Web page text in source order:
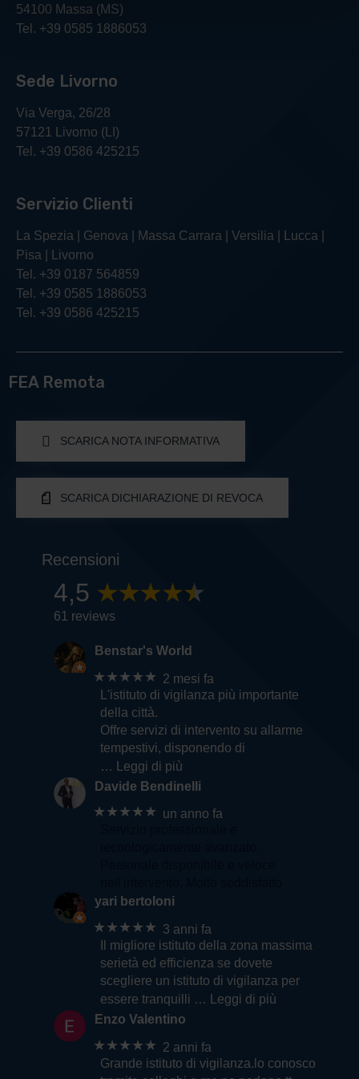
54100 Massa (MS)
Tel. +39 0585 1886053
Sede Livorno
Via Verga, 26/28
57121 Livorno (LI)
Tel. +39 0586 425215
Servizio Clienti
La Spezia | Genova | Massa Carrara | Versilia | Lucca |
Pisa | Livorno
Tel. +39 0187 564859
Tel. +39 0585 1886053
Tel. +39 0586 425215
FEA Remota
SCARICA NOTA INFORMATIVA
SCARICA DICHIARAZIONE DI REVOCA
Recensioni
4,5
61 reviews
Benstar's World
★★★★★ 2 mesi fa
L'istituto di vigilanza più importante
della città.
Offre servizi di intervento su allarme
tempestivi, disponendo di
… Leggi di più
Davide Bendinelli
★★★★★ un anno fa
yari bertoloni
★★★★★ 3 anni fa
Il migliore istituto della zona massima
serietà ed efficienza se dovete
scegliere un istituto di vigilanza per
essere tranquilli … Leggi di più
Enzo Valentino
★★★★★ 2 anni fa
Grande istituto di vigilanza.lo conosco